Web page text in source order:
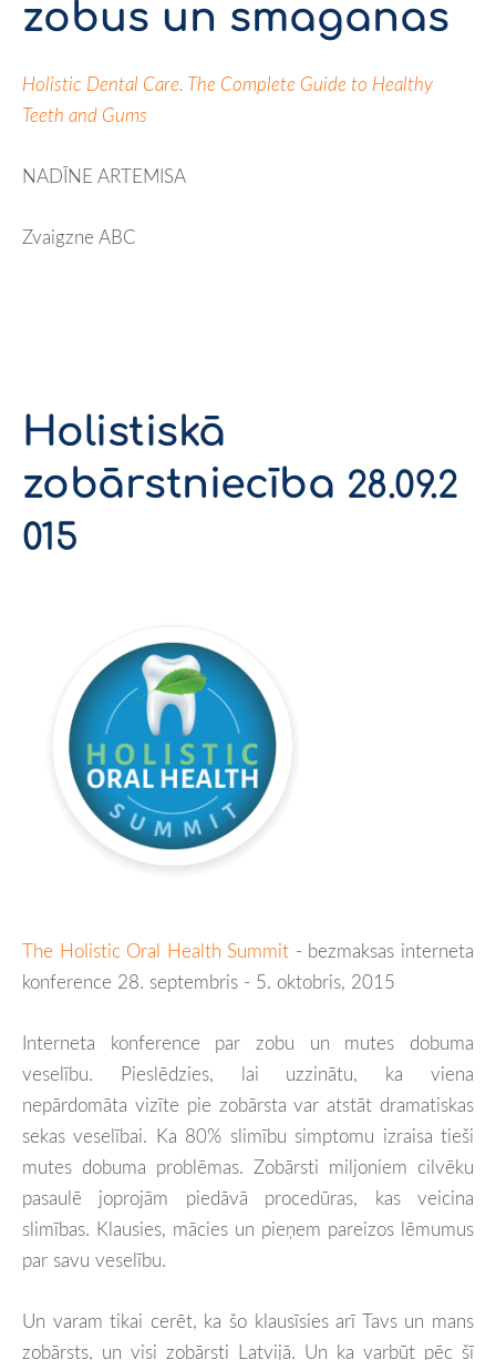
zobus un smaganas
Holistic Dental Care. The Complete Guide to Healthy
Teeth and Gums
NADĪNE ARTEMISA
Zvaigzne ABC
Holistiskā
zobārstniecība 28.09.2
015
The Holistic Oral Health Summit - bezmaksas interneta
konference 28. septembris - 5. oktobris, 2015
Interneta konference par zobu un mutes dobuma
veselību. Pieslēdzies, lai uzzinātu, ka viena
nepārdomāta vizīte pie zobārsta var atstāt dramatiskas
sekas veselībai. Ka 80% slimību simptomu izraisa tieši
mutes dobuma problēmas. Zobārsti miljoniem cilvēku
pasaulē joprojām piedāvā procedūras, kas veicina
slimības. Klausies, mācies un pieņem pareizos lēmumus
par savu veselību.
Un varam tikai cerēt, ka šo klausīsies arī Tavs un mans
zobārsts, un visi zobārsti Latvijā. Un ka varbūt pēc šī